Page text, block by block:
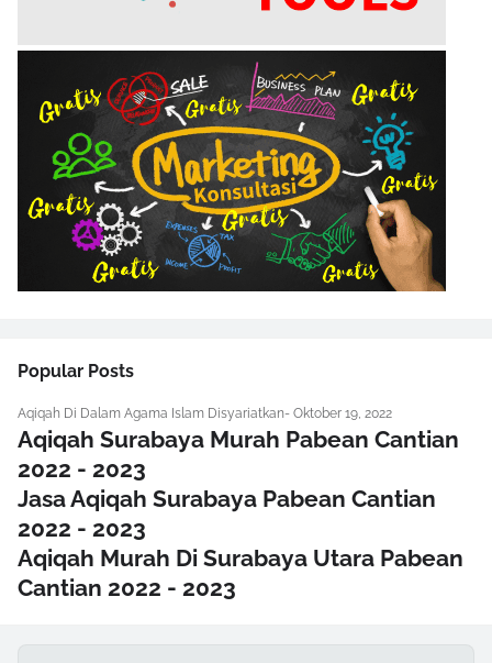
Popular Posts
Aqiqah Di Dalam Agama Islam Disyariatkan- Oktober 19, 2022
Aqiqah Surabaya Murah Pabean Cantian
2022 - 2023
Jasa Aqiqah Surabaya Pabean Cantian
2022 - 2023
Aqiqah Murah Di Surabaya Utara Pabean
Cantian 2022 - 2023